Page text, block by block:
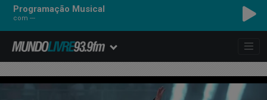
Programação Musical
com ---